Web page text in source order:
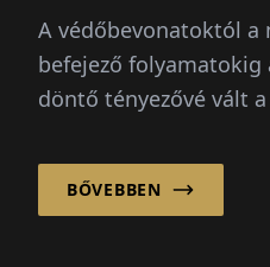
A védőbevonatoktól a
befejező folyamatokig
döntő tényezővé vált
BŐVEBBEN